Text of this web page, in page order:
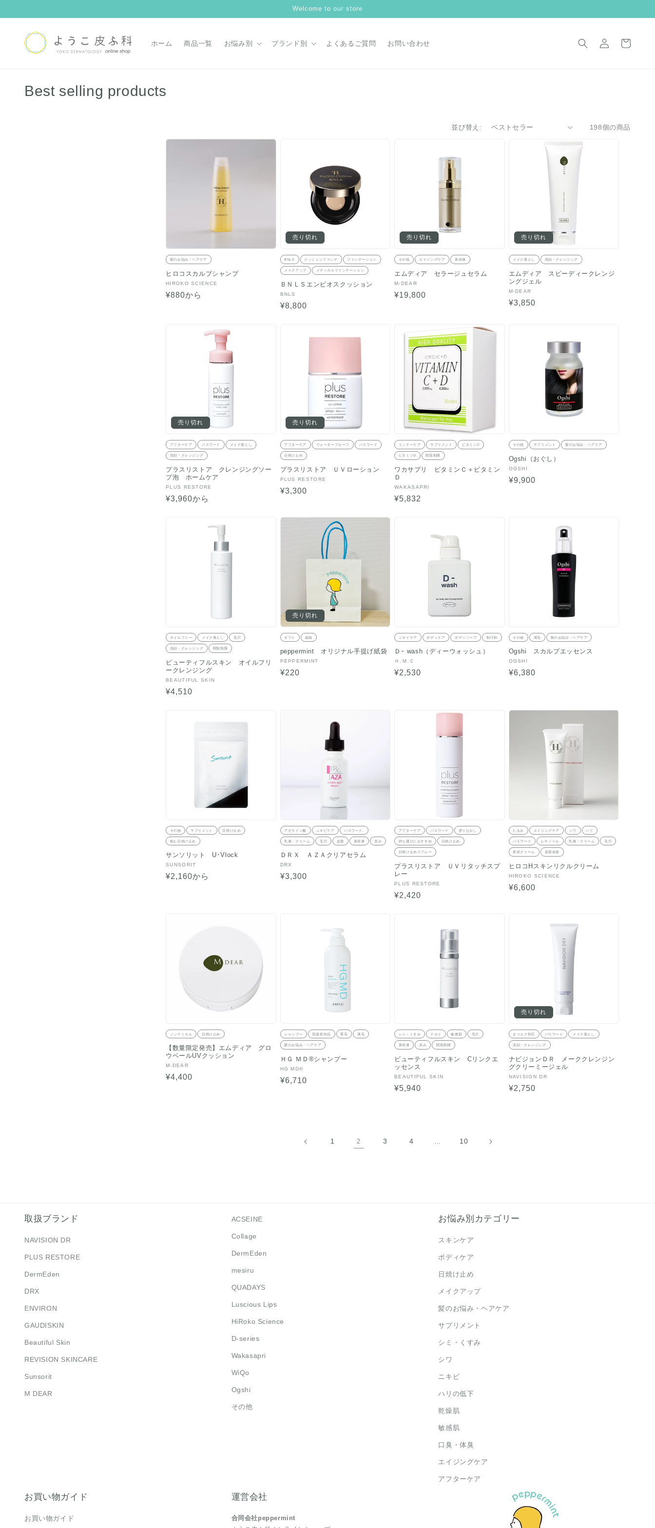
進む
Welcome to our store
ホーム 商品一覧 お悩み別 ブランド別 よくあるご質問 お問い合わせ
イ
ー
コ
Best selling products
並び替え: 198個の商品
髪のお悩み・ヘアケア
ヒロコスカルプシャンプ
販
売
HIROKO SCIENCE
通
¥880から
売り切れ
BNLS クッションファンデ ファンデーション
メイクアップ メディカルファンデーション
ＢＮＬＳエンビオスクッション
販
売
BNLS
通
¥8,800
売り切れ
その他 エイジングケア 美容液
エムディア セラージュセラム
販
売
M-DEAR
通
¥19,800
売り切れ
メイク落とし 洗顔・クレンジング
エムディア スピーディークレンジ
ングジェル
販
売
M-DEAR
通
¥3,850
売り切れ
アフターケア パスワード メイク落とし
洗顔・クレンジング
プラスリストア クレンジングソー
プ泡 ホームケア
販
売
PLUS RESTORE
通
¥3,960から
売り切れ
アフターケア ウォータープルーフ パスワード
日焼け止め
プラスリストア ＵＶローション
販
売
PLUS RESTORE
通
¥3,300
インナーケア サプリメント ビタミンC
ビタミンD 閲覧制限
ワカサプリ ビタミンＣ＋ビタミン
Ｄ
販
売
WAKASAPRI
通
¥5,832
その他 サプリメント 髪のお悩み・ヘアケア
Ogshi（おぐし）
販
売
OGSHI
通
¥9,900
オイルフリー メイク落とし 毛穴
洗顔・クレンジング 閲覧制限
ビューティフルスキン オイルフリ
ークレンジング
販
売
BEAUTIFUL SKIN
通
¥4,510
売り切れ
ギフト 紙袋
peppermint オリジナル手提げ紙袋
販
売
PEPPERMINT
通
¥220
ニオイケア ボディケア ボディソープ 制汗剤
Ｄｰ wash（ディーウォッシュ）
販
売
Ｈ.Ｍ.Ｃ
通
¥2,530
その他 薄毛 髪のお悩み・ヘアケア
Ogshi スカルプエッセンス
販
売
OGSHI
通
¥6,380
その他 サプリメント 日焼け止め
飲む日焼け止め
サンソリット U･Vlock
販
売
SUNSORIT
通
¥2,160から
アゼライン酸 ニキビケア パスワード.
乳液・クリーム 毛穴 皮脂 美容液 赤み
ＤＲＸ ＡＺＡクリアセラム
販
売
DRX
通
¥3,300
アフターケア パスワード 塗りなおし
持ち運びにおすすめ 日焼け止め
日焼け止めスプレー
プラスリストア ＵＶリタッチスプ
レー
販
売
PLUS RESTORE
通
¥2,420
たるみ エイジングケア シワ ハリ
パスワード レチノール 乳液・クリーム 毛穴
美容クリーム 肌質改善
ヒロコHスキンリクルクリーム
販
売
HIROKO SCIENCE
通
¥6,600
ノンケミカル 日焼け止め
【数量限定発売】エムディア グロ
ウベールUVクッション
販
売
M-DEAR
通
¥4,400
シャンプー 医薬部外品 育毛 薄毛
髪のお悩み・ヘアケア
ＨＧ ＭＤ®シャンプー
販
売
HG MD®
通
¥6,710
シミ・くすみ テカリ 敏感肌 毛穴
美容液 赤み 閲覧制限
ビューティフルスキン Cリンクエ
ッセンス
販
売
BEAUTIFUL SKIN
通
¥5,940
売り切れ
まつエク対応 パスワード メイク落とし
洗顔・クレンジング
ナビジョンＤＲ メーククレンジン
グクリーミージェル
販
売
NAVISION DR
通
¥2,750
1 2 3 4 … 10
取扱ブランド
NAVISION DR
PLUS RESTORE
DermEden
DRX
ENVIRON
GAUDISKIN
Beautiful Skin
REVISION SKINCARE
Sunsorit
M DEAR
ACSEINE
Collage
DermEden
mesiru
QUADAYS
Luscious Lips
HiRoko Science
D-series
Wakasapri
WiQo
Ogshi
その他
お悩み別カテゴリー
スキンケア
ボディケア
日焼け止め
メイクアップ
髪のお悩み・ヘアケア
サプリメント
シミ・くすみ
シワ
ニキビ
ハリの低下
乾燥肌
敏感肌
口臭・体臭
エイジングケア
アフターケア
お買い物ガイド
お買い物ガイド
運営会社
合同会社peppermint